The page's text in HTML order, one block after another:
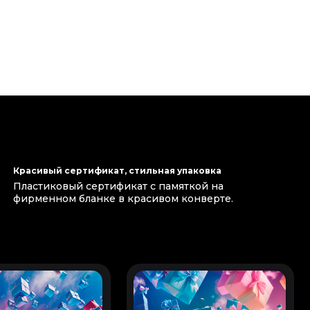
Красивый сертификат, стильная упаковка
Пластиковый сертификат с памяткой на
фирменном бланке в красивом конверте.